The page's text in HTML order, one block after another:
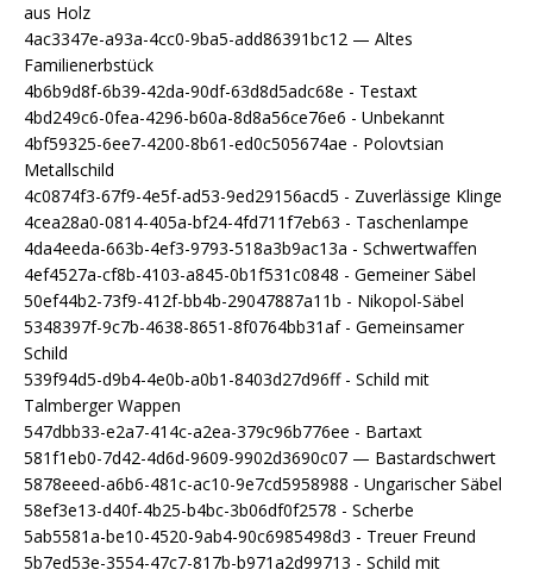
aus Holz
4ac3347e-a93a-4cc0-9ba5-add86391bc12 — Altes
Familienerbstück
4b6b9d8f-6b39-42da-90df-63d8d5adc68e - Testaxt
4bd249c6-0fea-4296-b60a-8d8a56ce76e6 - Unbekannt
4bf59325-6ee7-4200-8b61-ed0c505674ae - Polovtsian
Metallschild
4c0874f3-67f9-4e5f-ad53-9ed29156acd5 - Zuverlässige Klinge
4cea28a0-0814-405a-bf24-4fd711f7eb63 - Taschenlampe
4da4eeda-663b-4ef3-9793-518a3b9ac13a - Schwertwaffen
4ef4527a-cf8b-4103-a845-0b1f531c0848 - Gemeiner Säbel
50ef44b2-73f9-412f-bb4b-29047887a11b - Nikopol-Säbel
5348397f-9c7b-4638-8651-8f0764bb31af - Gemeinsamer
Schild
539f94d5-d9b4-4e0b-a0b1-8403d27d96ff - Schild mit
Talmberger Wappen
547dbb33-e2a7-414c-a2ea-379c96b776ee - Bartaxt
581f1eb0-7d42-4d6d-9609-9902d3690c07 — Bastardschwert
5878eeed-a6b6-481c-ac10-9e7cd5958988 - Ungarischer Säbel
58ef3e13-d40f-4b25-b4bc-3b06df0f2578 - Scherbe
5ab5581a-be10-4520-9ab4-90c6985498d3 - Treuer Freund
5b7ed53e-3554-47c7-817b-b971a2d99713 - Schild mit